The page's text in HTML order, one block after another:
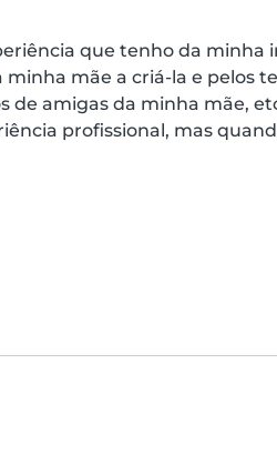
que tenho da minha
mãe a criá-la e pelos
de amigas da minha mãe,
profissional, mas